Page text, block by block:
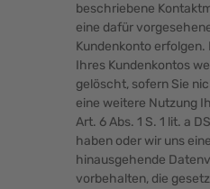
beschriebene
eine dafür
Kundenkonto
Ihres Kundenkontos
gelöscht, sofern Sie
eine weitere Nutzung
Art. 6 Abs. 1 S. 1 lit. a
haben oder wir uns
hinausgehende
vorbehalten, die